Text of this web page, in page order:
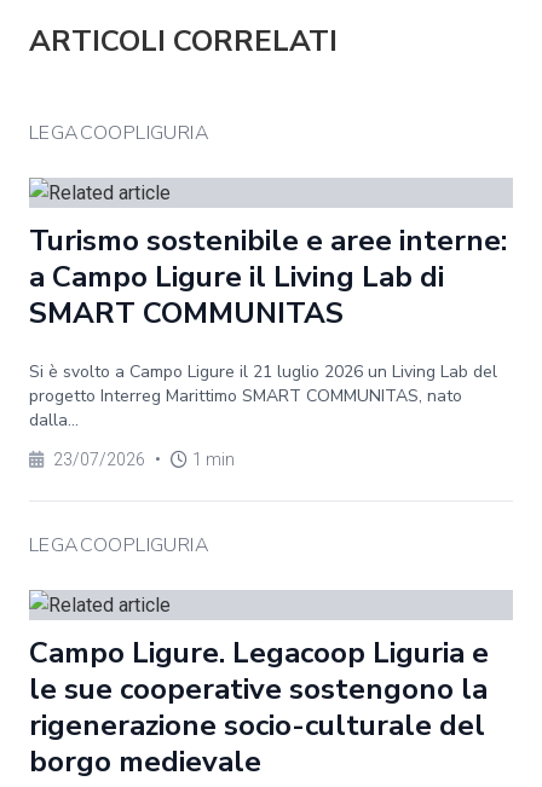
ARTICOLI CORRELATI
LEGACOOPLIGURIA
Turismo sostenibile e aree interne:
a Campo Ligure il Living Lab di
SMART COMMUNITAS
Si è svolto a Campo Ligure il 21 luglio 2026 un Living Lab del
progetto Interreg Marittimo SMART COMMUNITAS, nato
dalla...
23/07/2026 • 1 min
LEGACOOPLIGURIA
Campo Ligure. Legacoop Liguria e
le sue cooperative sostengono la
rigenerazione socio-culturale del
borgo medievale